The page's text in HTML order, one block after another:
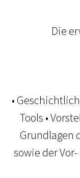
Die
•
Tools •
Grundlagen
sowie der